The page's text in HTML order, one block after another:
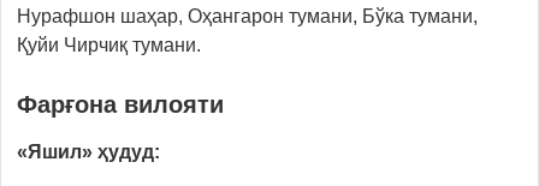
Нурафшон шаҳар, Оҳангарон тумани, Бўка тумани,
Қуйи Чирчиқ тумани.
Фарғона вилояти
«Яшил» ҳудуд: